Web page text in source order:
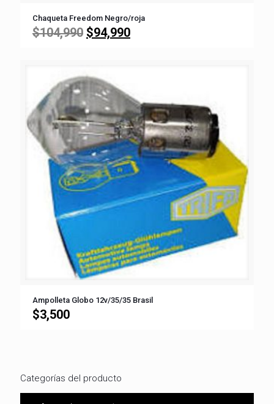
Chaqueta Freedom Negro/roja
$104,990 El
precio
$104,990.
$94,990El
precio
Ampolleta Globo 12v/35/35 Brasil
$3,500
Categorías del producto